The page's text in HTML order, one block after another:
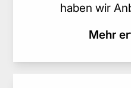
haben wir
Mehr